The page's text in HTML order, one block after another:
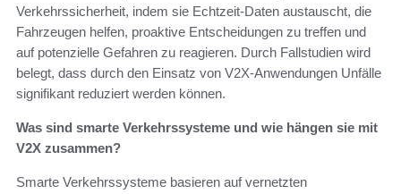
Verkehrssicherheit, indem sie Echtzeit-Daten austauscht, die
Fahrzeugen helfen, proaktive Entscheidungen zu treffen und
auf potenzielle Gefahren zu reagieren. Durch Fallstudien wird
belegt, dass durch den Einsatz von V2X-Anwendungen Unfälle
signifikant reduziert werden können.
Was sind smarte Verkehrssysteme und wie hängen sie mit
V2X zusammen?
Smarte Verkehrssysteme basieren auf vernetzten